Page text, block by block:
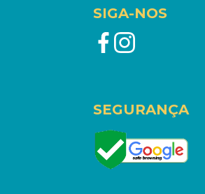
SIGA-NOS
SEGURANÇA